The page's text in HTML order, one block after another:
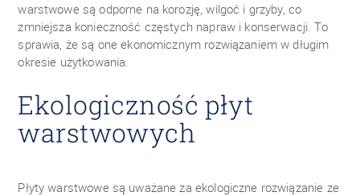
warstwowe są odporne na korozję, wilgoć i grzyby, co
zmniejsza konieczność częstych napraw i konserwacji. To
sprawia, że są one ekonomicznym rozwiązaniem w długim
okresie użytkowania.
Ekologiczność płyt
warstwowych
Płyty warstwowe są uważane za ekologiczne rozwiązanie ze